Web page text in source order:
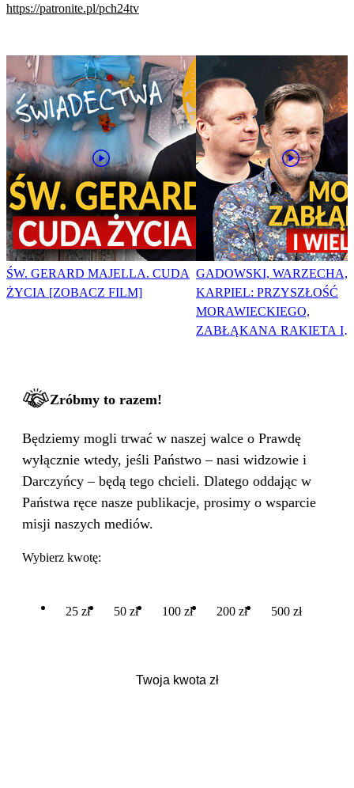
https://patronite.pl/pch24tv
ŚW. GERARD MAJELLA. CUDA
ŻYCIA [ZOBACZ FILM]
GADOWSKI, WARZECHA,
KARPIEL: PRZYSZŁOŚĆ
MORAWIECKIEGO,
ZABŁĄKANA RAKIETA I
Zróbmy to razem!
Będziemy mogli trwać w naszej walce o Prawdę
wyłącznie wtedy, jeśli Państwo – nasi widzowie i
Darczyńcy – będą tego chcieli. Dlatego oddając w
Państwa ręce nasze publikacje, prosimy o wsparcie
misji naszych mediów.
Wybierz kwotę:
25 zł 50 zł 100 zł 200 zł 500 zł